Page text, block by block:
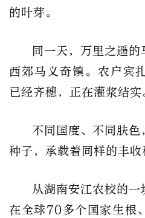
的叶芽。
同一天，万里之遥
西郊马义奇镇。农户宾
已经齐穗，正在灌浆结实
不同国度、不同肤
种子，承载着同样的丰收
从湖南安江农校的
在全球70多个国家生根